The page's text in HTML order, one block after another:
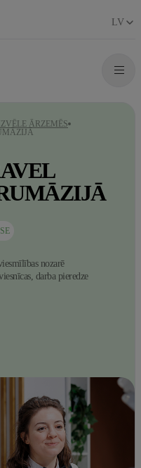
LV
ĀRZEMĒS
nozarē
darba pieredze